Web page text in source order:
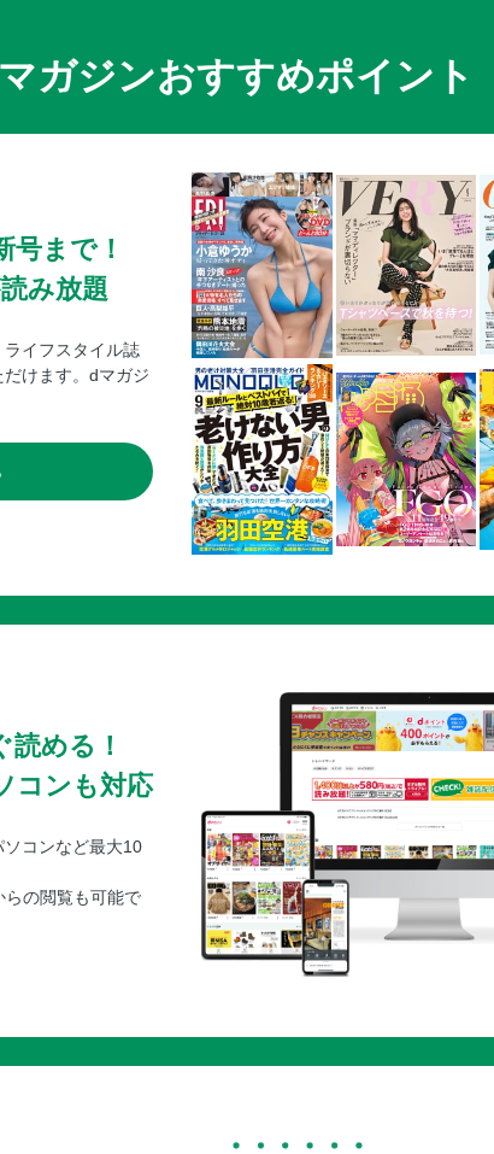
越後3大花火を見よう！！
エリアガイド 長岡・小千谷
【越後湯沢 魚沼・十日町】
高原レジャー王国
魚沼の里
大地の芸術祭の里
越後湯沢駅ナカ大解剖
エリアガイド 越後湯沢・南魚沼
エリアガイド 十日町・津南・松代・松之山
エリアガイド 魚沼・奥只見
【上越 妙高・糸魚川】
歴史旅のススメ
妙高高原ハイキングへGO！
エリアガイド 糸魚川
人気乗り物で阿賀野川をめぐる遊覧船とSL
エリアガイド 月岡温泉・阿賀野川
【村上 瀬波温泉・笹川流れ】
ぐるっと城下町 レトロさんぽ
2大名物グルメ対決
笹川流れドライブ
エリアガイド 村上・瀬波温泉
エリアガイド えちごせきかわ・胎内
越後湯沢・十日町・南魚沼MAP／越後湯沢温
ガジンおすすめポイント
まで！
み放題
イフスタイル誌
けます。dマガジ
める！
コンも対応
コンなど最大10
の閲覧も可能で